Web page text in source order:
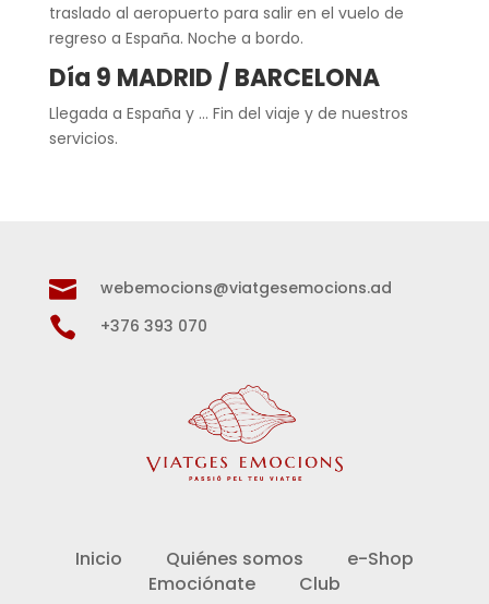
traslado al aeropuerto para salir en el vuelo de
regreso a España. Noche a bordo.
Día 9 MADRID / BARCELONA
Llegada a España y … Fin del viaje y de nuestros
servicios.
 webemocions@viatgesemocions.ad
 +376 393 070
Inicio Quiénes somos
e-Shop
Emociónate
Club